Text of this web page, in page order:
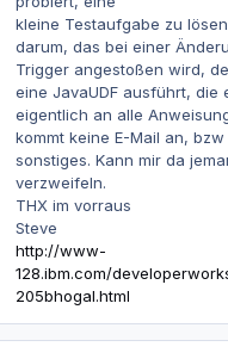
kleine Testaufgabe zu
darum, das bei einer
Trigger angestoßen wird,
eine JavaUDF ausführt, die
eigentlich an alle
kommt keine E-Mail an,
sonstiges. Kann mir da
verzweifeln.
THX im vorraus
Steve
http://www-
128.ibm.com/
205bhogal.html